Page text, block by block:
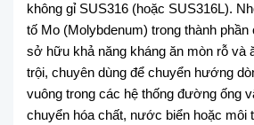
không gỉ SUS316 (hoặc SUS316L).
tố Mo (Molybdenum) trong thành phần
sở hữu khả năng kháng ăn mòn rỗ và
trội, chuyên dùng để chuyển hướng
vuông trong các hệ thống đường ống
chuyển hóa chất, nước biển hoặc môi